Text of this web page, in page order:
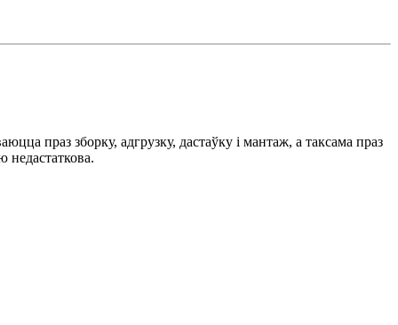
праз зборку, адгрузку, дастаўку і мантаж, а таксама праз